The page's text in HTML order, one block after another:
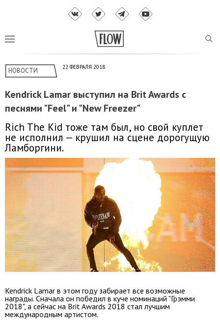
НОВОСТИ 22 ФЕВРАЛЯ 2018
Kendrick Lamar выступил на Brit Awards с
песнями "Feel" и "New Freezer"
Rich The Kid тоже там был, но свой куплет
не исполнил — крушил на сцене дорогущую
Ламборгини.
Kendrick Lamar в этом году забирает все возможные
награды. Сначала он победил в куче номинаций "Грэмми
2018", а сейчас на Brit Awards 2018 стал лучшим
международным артистом.